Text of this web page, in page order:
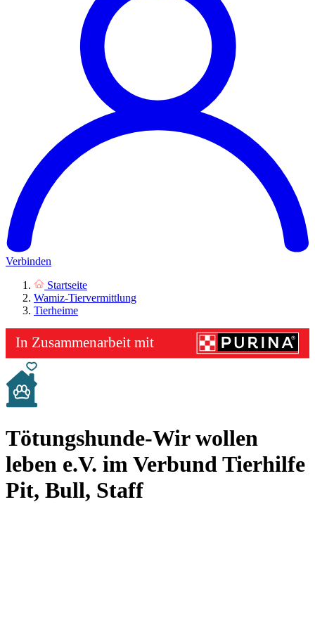
Verbinden
Startseite
Wamiz-Tiervermittlung
Tierheime
Tötungshunde-Wir wollen
leben e.V. im Verbund Tierhilfe
Pit, Bull, Staff